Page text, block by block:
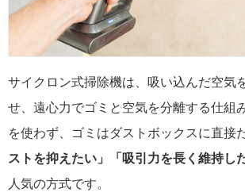
サイクロン式掃除機は、吸い込んだ空気
せ、遠心力でゴミと空気を分離する仕組
を使わず、ゴミはダストボックスに直接
ストを抑えたい」「吸引力を長く維持し
人気の方式です。